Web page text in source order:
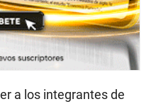
a los integrantes de